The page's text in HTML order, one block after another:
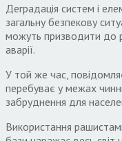
Деградація систем і
загальну безпекову
можуть призводити до
аварії.
У той же час,
перебуває у межах
забруднення для
Використання